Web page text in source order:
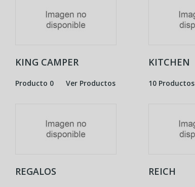
KING CAMPER
Producto 0 Ver Productos
KITCHEN
10 Productos
REGALOS REICH